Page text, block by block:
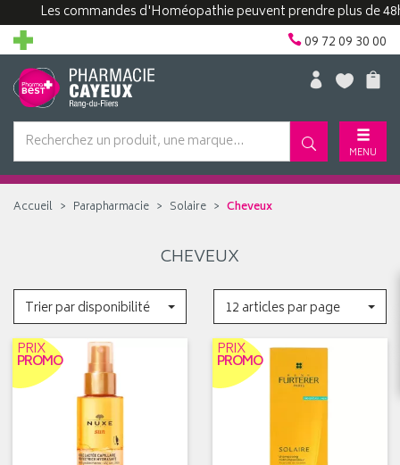
Les commandes d'Homéopathie peuvent prendre plus de 48h.
09 72 09 30 00
MENU
Accueil Parapharmacie Solaire Cheveux
CHEVEUX
Trier par disponibilité
12 articles par page
PRIX
PROMO
PRIX
PROMO